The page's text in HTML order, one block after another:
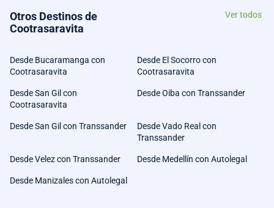
Otros Destinos de
Cootrasaravita
Ver todos
Desde Bucaramanga con
Cootrasaravita
Desde El Socorro con
Cootrasaravita
Desde San Gil con
Cootrasaravita
Desde Oiba con Transsander
Desde San Gil con Transsander
Desde Vado Real con
Transsander
Desde Velez con Transsander Desde Medellín con Autolegal
Desde Manizales con Autolegal